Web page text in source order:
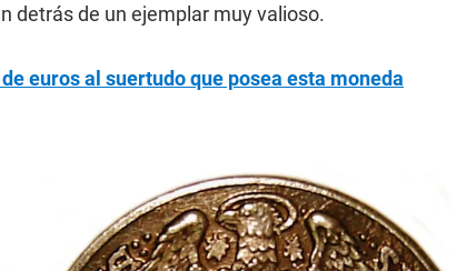
detrás de un ejemplar muy valioso.
euros al suertudo que posea esta moneda